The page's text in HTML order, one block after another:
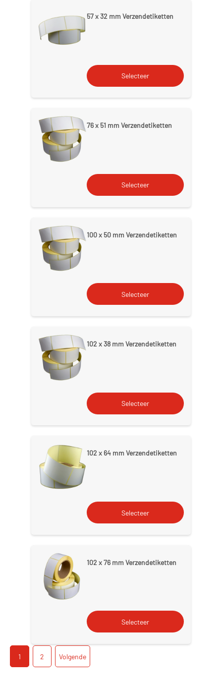
57 x 32 mm Verzendetiketten
76 x 51 mm Verzendetiketten
100 x 50 mm Verzendetiketten
102 x 38 mm Verzendetiketten
102 x 64 mm Verzendetiketten
102 x 76 mm Verzendetiketten
1 2 Volgende